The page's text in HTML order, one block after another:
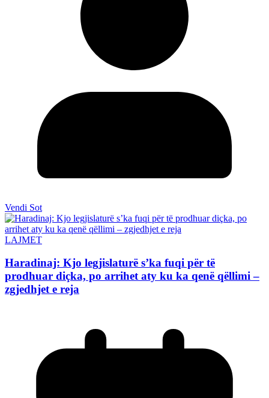
Vendi Sot
LAJMET
Haradinaj: Kjo legjislaturë s’ka fuqi për të
prodhuar diçka, po arrihet aty ku ka qenë qëllimi –
zgjedhjet e reja